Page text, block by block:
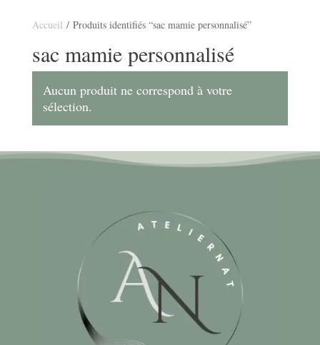
Accueil / Produits identifiés “sac mamie personnalisé”
sac mamie personnalisé
Aucun produit ne correspond à votre
sélection.